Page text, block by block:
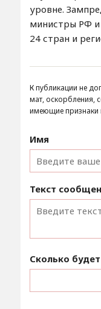
уровне.
министры РФ и
24 стран и
К публикации не
мат, оскорбления,
имеющие признаки
Имя
Текст
Сколько будет